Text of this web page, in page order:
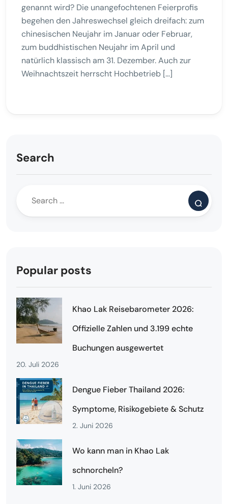
genannt wird? Die unangefochtenen Feierprofis
begehen den Jahreswechsel gleich dreifach: zum
chinesischen Neujahr im Januar oder Februar,
zum buddhistischen Neujahr im April und
natürlich klassisch am 31. Dezember. Auch zur
Weihnachtszeit herrscht Hochbetrieb […]
Search
Popular posts
Khao Lak Reisebarometer 2026:
Offizielle Zahlen und 3.199 echte
Buchungen ausgewertet
20. Juli 2026
Dengue Fieber Thailand 2026:
Symptome, Risikogebiete & Schutz
2. Juni 2026
Wo kann man in Khao Lak
schnorcheln?
1. Juni 2026